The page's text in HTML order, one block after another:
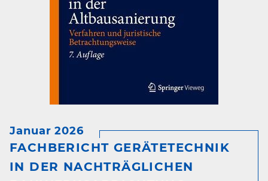
Januar 2026
FACHBERICHT GERÄTETECHNIK
IN DER NACHTRÄGLICHEN